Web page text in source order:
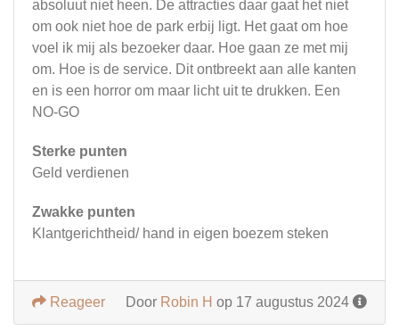
absoluut niet heen. De attracties daar gaat het niet
om ook niet hoe de park erbij ligt. Het gaat om hoe
voel ik mij als bezoeker daar. Hoe gaan ze met mij
om. Hoe is de service. Dit ontbreekt aan alle kanten
en is een horror om maar licht uit te drukken. Een
NO-GO
Sterke punten
Geld verdienen
Zwakke punten
Klantgerichtheid/ hand in eigen boezem steken
Door Robin H op 17 augustus 2024
Reageer